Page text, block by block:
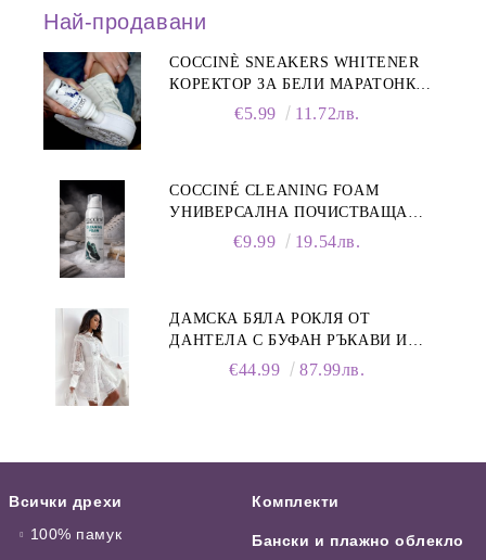
Най-продавани
COCCINÈ SNEAKERS WHITENER
КОРЕКТОР ЗА БЕЛИ МАРАТОНКИ,
€5.99 11.72лв.
COCCINÉ CLEANING FOAM
УНИВЕРСАЛНА ПОЧИСТВАЩА
ПЯНА ЗА ОБУВКИ, 150 МЛ
€9.99 19.54лв.
ДАМСКА БЯЛА РОКЛЯ ОТ
ДАНТЕЛА С БУФАН РЪКАВИ И
€44.99 87.99лв.
Всички дрехи
100% памук
Комплекти
Бански и плажно облекло